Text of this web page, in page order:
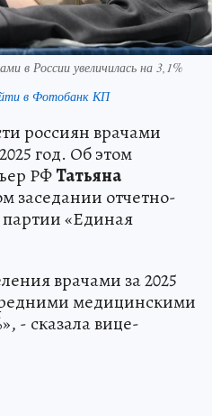
в России увеличилась на 3,1%
в Фотобанк КП
россиян врачами
год. Об этом
РФТатьяна
заседании отчетно-
«Единая
врачами за 2025
медицинскими
- сказала вице-